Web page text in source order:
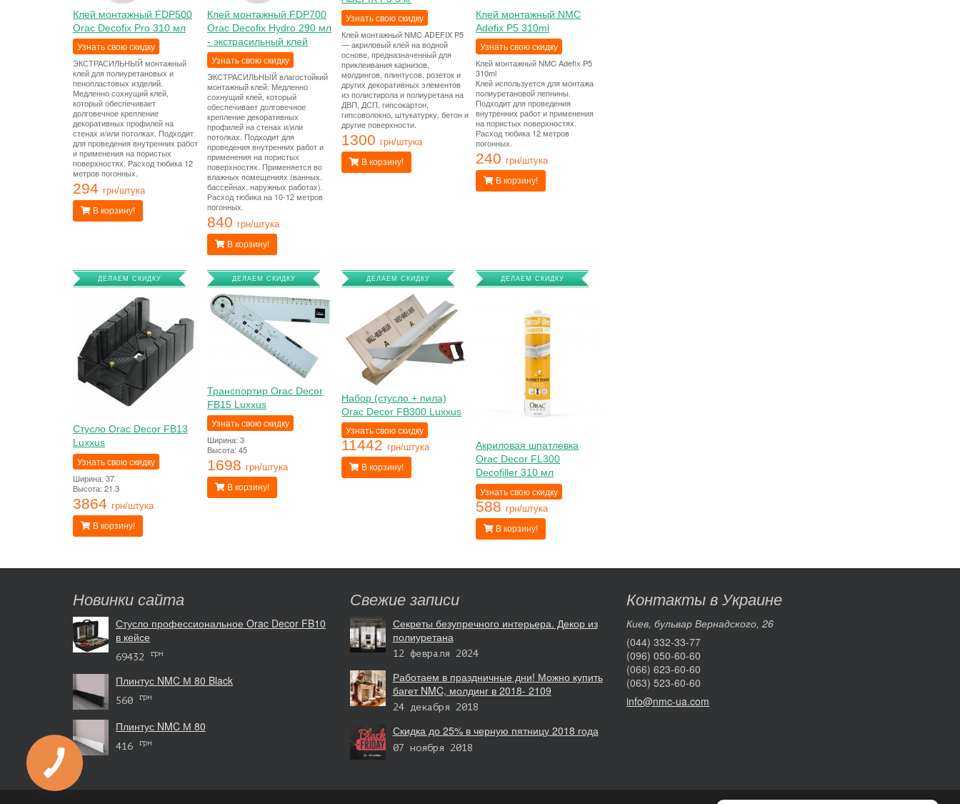
Клей монтажный FDP500
Orac Decofix Pro 310 мл
Узнать свою скидку
ЭКСТРАСИЛЬНЫЙ монтажный
клей для полиуретановых и
пенопластовых изделий.
Медленно сохнущий клей,
который обеспечивает
долговечное крепление
декоративных профилей на
стенах и/или потолках. Подходит
для проведения внутренних работ
и применения на пористых
поверхностях. Расход тюбика 12
метров погонных.
294 грн/штука
В корзину!
Клей монтажный FDP700
Orac Decofix Hydro 290 мл
- экстрасильный клей
Узнать свою скидку
ЭКСТРАСИЛЬНЫЙ влагостойкий
монтажный клей. Медленно
сохнущий клей, который
обеспечивает долговечное
крепление декоративных
профилей на стенах и/или
потолках. Подходит для
проведения внутренних работ и
применения на пористых
поверхностях. Применяется во
влажных помещениях (ванных.
бассейнах, наружных работах).
Расход тюбика на 10-12 метров
погонных.
840 грн/штука
В корзину!
Узнать свою скидку
Клей монтажный NMC ADEFIX P5
— акриловый клей на водной
основе, предназначенный для
приклеивания карнизов,
молдингов, плинтусов, розеток и
других декоративных элементов
из полистирола и полиуретана на
ДВП, ДСП, гипсокартон,
гипсоволокно, штукатурку, бетон и
другие поверхности.
1300 грн/штука
В корзину!
Клей монтажный NMC
Adefix P5 310ml
Узнать свою скидку
Клей монтажный NMC Adefix P5
310ml
Клей используется для монтажа
полиуретановой лепнины.
Подходит для проведения
внутренних работ и применения
на пористых поверхностях.
Расход тюбика 12 метров
погонных.
240 грн/штука
В корзину!
ДЕЛАЕМ СКИДКУ
Стусло Orac Decor FB13
Luxxus
Узнать свою скидку
Ширина: 37
Высота: 21.3
3864 грн/штука
В корзину!
ДЕЛАЕМ СКИДКУ
Транспортир Orac Decor
FB15 Luxxus
Узнать свою скидку
Ширина: 3
Высота: 45
1698 грн/штука
В корзину!
ДЕЛАЕМ СКИДКУ
Набор (стусло + пила)
Orac Decor FB300 Luxxus
Узнать свою скидку
11442 грн/штука
В корзину!
ДЕЛАЕМ СКИДКУ
Акриловая шпатлевка
Orac Decor FL300
Decofiller 310 мл
Узнать свою скидку
588 грн/штука
В корзину!
Новинки сайта
Стусло профессиональное Orac Decor FB10
в кейсе
69432 грн
Плинтус NMC М 80 Black
560 грн
Плинтус NMC М 80
416 грн
Свежие записи
Секреты безупречного интерьера. Декор из
полиуретана
12 февраля 2024
Работаем в праздничные дни! Можно купить
багет NMC, молдинг в 2018- 2109
24 декабря 2018
Скидка до 25% в черную пятницу 2018 года
07 ноября 2018
Контакты в Украине
Киев, бульвар Вернадского, 26
(044) 332-33-77
(096) 050-60-60
(066) 623-60-60
(063) 523-60-60
info@nmc-ua.com